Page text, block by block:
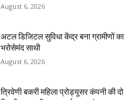
August 6, 2026
अटल डिजिटल सुविधा केंद्र बना ग्रामीणों का
भरोसेमंद साथी
August 6, 2026
त्रिवेणी बकरी महिला प्रोड्यूसर कंपनी की दो